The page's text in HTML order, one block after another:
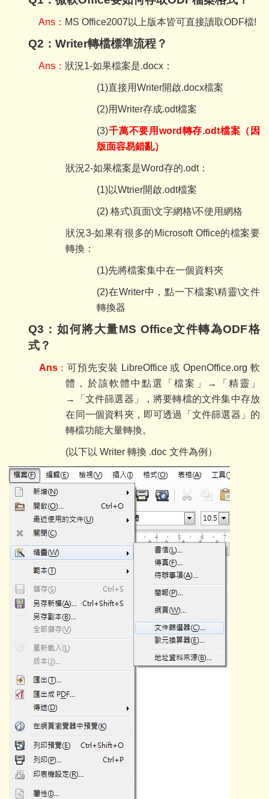
Ans ： MS Office2007 以上版本皆可直接讀取ODF檔!
Q2 ：Writer轉檔標準流程？
Ans ：狀況1-如果檔案是.docx：
(1)直接用Writer開啟.docx檔案
(2)用Writer存成.odt檔案
(3)千萬不要用word 轉存.odt檔案（因
版面容易錯亂）
狀況2-如果檔案是Word存的.odt：
(1)以Wtrier開啟.odt檔案
(2) 格式\頁面\文字網格\不使用網格
狀況3-如果有很多的Microsoft Office的檔案要
轉換：
(1)先將檔案集中在一個資料夾
(2)在Writer中，點一下檔案\精靈\文件
轉換器
Q3 ：如何將大量MS Office文件轉為ODF格
式？
Ans：可預先安裝 LibreOffice 或 OpenOffice.org 軟
體，於該軟體中點選「檔案」→「精靈」
→「文件篩選器」，將要轉檔的文件集中存放
在同一個資料夾，即可透過「文件篩選器」的
轉檔功能大量轉換。
(以下以 Writer 轉換 .doc 文件為例）